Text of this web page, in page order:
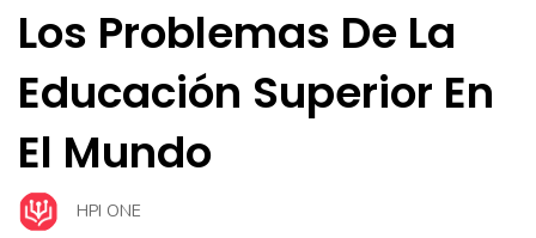
Los Problemas De La
Educación Superior En
El Mundo
HPI ONE